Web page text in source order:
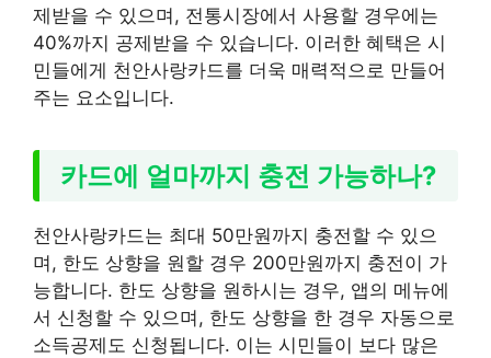
제받을 수 있으며, 전통시장에서 사용할 경우에는
40%까지 공제받을 수 있습니다. 이러한 혜택은 시
민들에게 천안사랑카드를 더욱 매력적으로 만들어
주는 요소입니다.
카드에 얼마까지 충전 가능하나?
천안사랑카드는 최대 50만원까지 충전할 수 있으
며, 한도 상향을 원할 경우 200만원까지 충전이 가
능합니다. 한도 상향을 원하시는 경우, 앱의 메뉴에
서 신청할 수 있으며, 한도 상향을 한 경우 자동으로
소득공제도 신청됩니다. 이는 시민들이 보다 많은